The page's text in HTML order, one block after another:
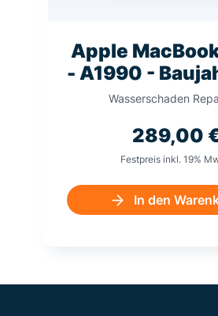
Apple
- A1990 -
Wasserschaden
289,00
Festpreis inkl. 19%
In den